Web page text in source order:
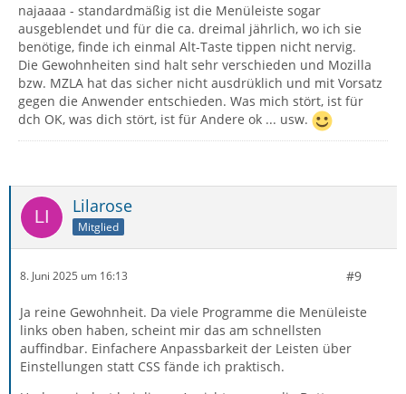
najaaaa - standardmäßig ist die Menüleiste sogar
ausgeblendet und für die ca. dreimal jährlich, wo ich sie
benötige, finde ich einmal Alt-Taste tippen nicht nervig.
Die Gewohnheiten sind halt sehr verschieden und Mozilla
bzw. MZLA hat das sicher nicht ausdrüklich und mit Vorsatz
gegen die Anwender entschieden. Was mich stört, ist für
dch OK, was dich stört, ist für Andere ok ... usw.
Lilarose
Mitglied
8. Juni 2025 um 16:13 #9
Ja reine Gewohnheit. Da viele Programme die Menüleiste
links oben haben, scheint mir das am schnellsten
auffindbar. Einfachere Anpassbarkeit der Leisten über
Einstellungen statt CSS fände ich praktisch.